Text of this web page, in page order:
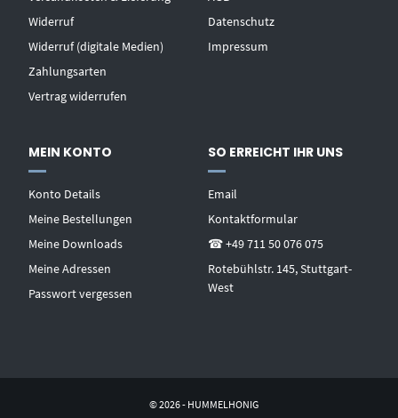
Widerruf
Widerruf (digitale Medien)
Zahlungsarten
Vertrag widerrufen
Datenschutz
Impressum
MEIN KONTO
Konto Details
Meine Bestellungen
Meine Downloads
Meine Adressen
Passwort vergessen
SO ERREICHT IHR UNS
Email
Kontaktformular
☎ +49 711 50 076 075
Rotebühlstr. 145, Stuttgart-
West
© 2026 - HUMMELHONIG